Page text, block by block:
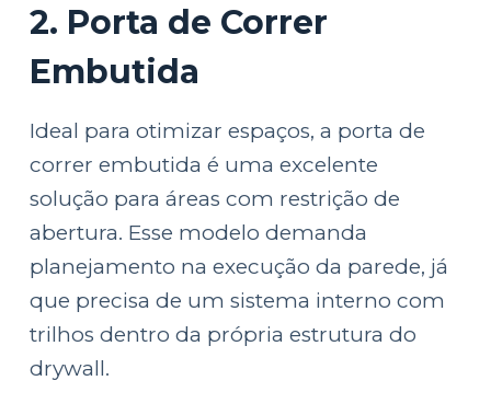
2. Porta de Correr
Embutida
Ideal para otimizar espaços, a porta de
correr embutida é uma excelente
solução para áreas com restrição de
abertura. Esse modelo demanda
planejamento na execução da parede, já
que precisa de um sistema interno com
trilhos dentro da própria estrutura do
drywall.